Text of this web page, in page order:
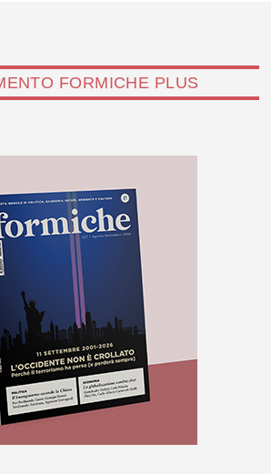
FORMICHE PLUS